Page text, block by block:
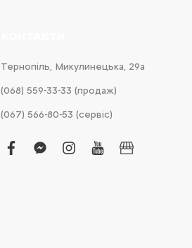
Тернопіль, Микулинецька, 29а
(068) 559-33-33 (продаж)
(067) 566-80-53 (сервіс)
facebook
facebook-
instagram
youtubebusiness